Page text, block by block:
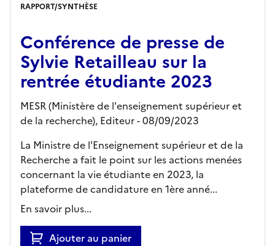
RAPPORT/SYNTHÈSE
Conférence de presse de
Sylvie Retailleau sur la
rentrée étudiante 2023
MESR (Ministère de l'enseignement supérieur et
de la recherche), Editeur- 08/09/2023
La Ministre de l'Enseignement supérieur et de la
Recherche a fait le point sur les actions menées
concernant la vie étudiante en 2023, la
plateforme de candidature en 1ère anné...
En savoir plus...
Ajouter au panier